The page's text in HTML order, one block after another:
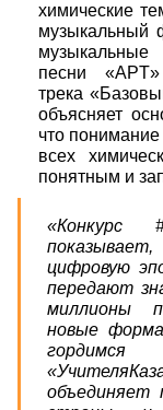
химические
музыкальный
музыкальные
песни«APT»
трека «
объясняет
что
всех
понятным и
«Конкурс
цифровую
передают
миллионы
новые
объединяет